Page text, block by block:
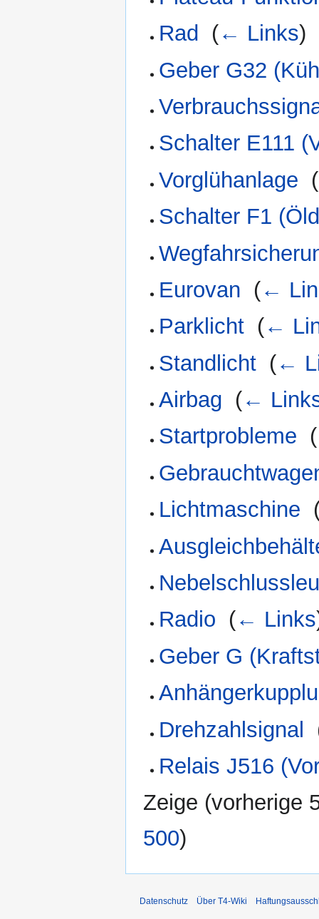
Rad
(← Links)
Geber G32
Schalter E111
Vorglühanlage (
Schalter F1
Eurovan (←
Parklicht (←
Standlicht (←
Airbag (←
Startprobleme (
Lichtmaschine
Radio (← Links
Geber G
Drehzahlsignal
Relais J516
Zeige (vorherige
500)
Datenschutz Über T4-Wiki